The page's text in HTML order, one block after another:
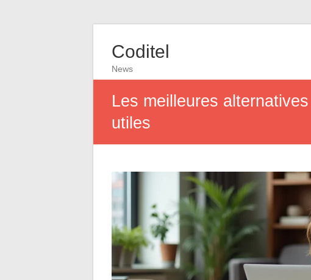
Coditel
News
Les meilleures
utiles